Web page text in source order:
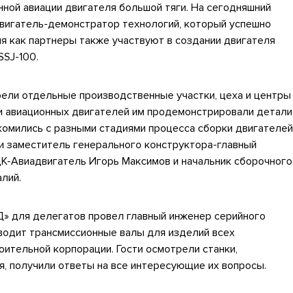
авиации двигателя большой тяги. На сегодняшний
демонстратор технологий, который успешно
как партнеры также участвуют в создании двигателя
100.
отдельные производственные участки, цеха и центры
двигателей им продемонстрировали детали
с разными стадиями процесса сборки двигателей
генерального конструктора-главный
Игорь Максимов и начальник сборочного
для делегатов провел главный инженер серийного
трансмиссионные валы для изделий всех
корпорации. Гости осмотрели станки,
получили ответы на все интересующие их вопросы.